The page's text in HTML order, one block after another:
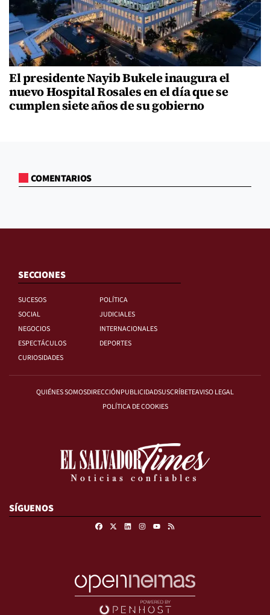
El presidente Nayib Bukele inaugura el
nuevo Hospital Rosales en el día que se
cumplen siete años de su gobierno
COMENTARIOS
SECCIONES
SUCESOS
POLÍTICA
SOCIAL
JUDICIALES
NEGOCIOS
INTERNACIONALES
ESPECTÁCULOS
DEPORTES
CURIOSIDADES
QUIÉNES SOMOSDIRECCIÓNPUBLICIDADSUSCRÍBETEAVISO LEGAL
POLÍTICA DE COOKIES
SÍGUENOS
FacebookLinkedinInstagram